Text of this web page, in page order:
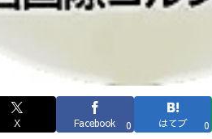
X Facebook 0 はてブ 0